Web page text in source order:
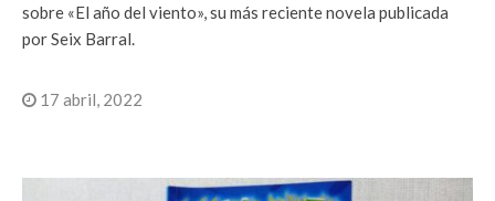
sobre «El año del viento», su más reciente novela publicada
por Seix Barral.
17 abril, 2022